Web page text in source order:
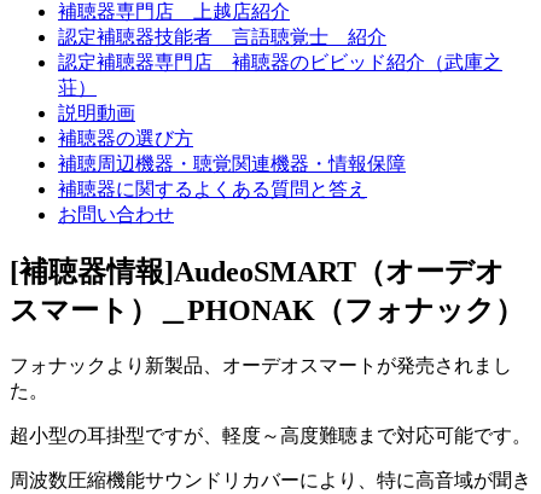
補聴器専門店 上越店紹介
認定補聴器技能者 言語聴覚士 紹介
認定補聴器専門店 補聴器のビビッド紹介（武庫之
荘）
説明動画
補聴器の選び方
補聴周辺機器・聴覚関連機器・情報保障
補聴器に関するよくある質問と答え
お問い合わせ
[補聴器情報]AudeoSMART（オーデオ
スマート）＿PHONAK（フォナック）
フォナックより新製品、オーデオスマートが発売されまし
た。
超小型の耳掛型ですが、軽度～高度難聴まで対応可能です。
周波数圧縮機能サウンドリカバーにより、特に高音域が聞き